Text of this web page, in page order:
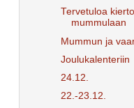
Tervetuloa
mummulaan
Mummun ja
Joulukalenteriin
24.12.
22.-23.12.